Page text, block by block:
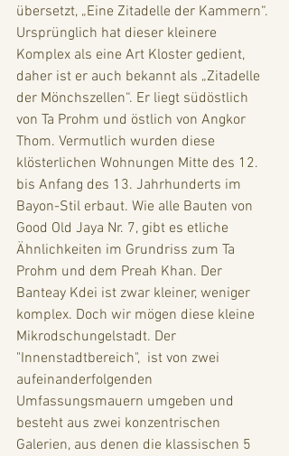
übersetzt, „Eine Zitadelle der Kammern“.
Ursprünglich hat dieser kleinere
Komplex als eine Art Kloster gedient,
daher ist er auch bekannt als „Zitadelle
der Mönchszellen“. Er liegt südöstlich
von Ta Prohm und östlich von Angkor
Thom. Vermutlich wurden diese
klösterlichen Wohnungen Mitte des 12.
bis Anfang des 13. Jahrhunderts im
Bayon-Stil erbaut. Wie alle Bauten von
Good Old Jaya Nr. 7, gibt es etliche
Ähnlichkeiten im Grundriss zum Ta
Prohm und dem Preah Khan. Der
Banteay Kdei ist zwar kleiner, weniger
komplex. Doch wir mögen diese kleine
Mikrodschungelstadt. Der
"Innenstadtbereich",  ist von zwei
aufeinanderfolgenden
Umfassungsmauern umgeben und
besteht aus zwei konzentrischen
Galerien, aus denen die klassischen 5